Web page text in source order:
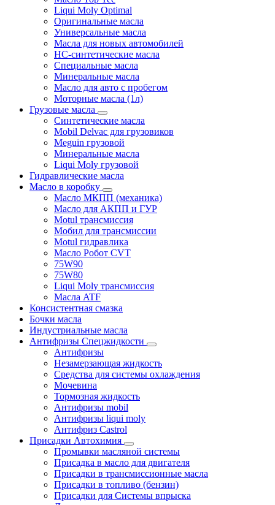
Liqui Moly Optimal
Оригинальные масла
Универсальные масла
Масла для новых автомобилей
HC-синтетические масла
Специальные масла
Минеральные масла
Масло для авто с пробегом
Моторные масла (1л)
Грузовые масла
Синтетические масла
Mobil Delvac для грузовиков
Meguin грузовой
Минеральные масла
Liqui Moly грузовой
Гидравлические масла
Масло в коробку
Масло МКПП (механика)
Масло для АКПП и ГУР
Motul трансмиссия
Мобил для трансмиссии
Motul гидравлика
Масло Робот CVT
75W90
75W80
Liqui Moly трансмиссия
Масла ATF
Консистентная смазка
Бочки масла
Индустриальные масла
Антифризы Спецжидкости
Антифризы
Незамерзающая жидкость
Средства для системы охлаждения
Мочевина
Тормозная жидкость
Антифризы mobil
Антифризы liqui moly
Антифриз Castrol
Присадки Автохимия
Промывки масляной системы
Присадка в масло для двигателя
Присадки в трансмиссионные масла
Присадки в топливо (бензин)
Присадки для Системы впрыска